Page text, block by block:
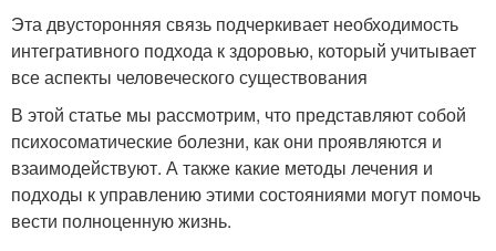
Эта двусторонняя связь подчеркивает необходимость
интегративного подхода к здоровью, который учитывает
все аспекты человеческого существования
В этой статье мы рассмотрим, что представляют собой
психосоматические болезни, как они проявляются и
взаимодействуют. А также какие методы лечения и
подходы к управлению этими состояниями могут помочь
вести полноценную жизнь.